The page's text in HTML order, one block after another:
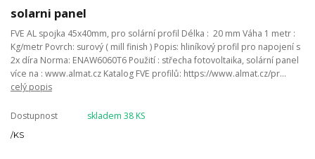
solarni panel
FVE AL spojka 45x40mm, pro solární profil Délka : 20 mm Váha 1 metr :
Kg/metr Povrch: surový ( mill finish ) Popis: hliníkový profil pro napojení s
2x díra Norma: ENAW6060T6 Použití : střecha fotovoltaika, solární panel
více na : www.almat.cz Katalog FVE profilů: https://www.almat.cz/pr...
celý popis
Dostupnost skladem 38 KS
/KS